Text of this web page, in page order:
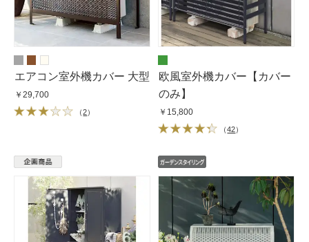
エアコン室外機カバー 大型
￥29,700
（2）
欧風室外機カバー【カバー
のみ】
￥15,800
（42）